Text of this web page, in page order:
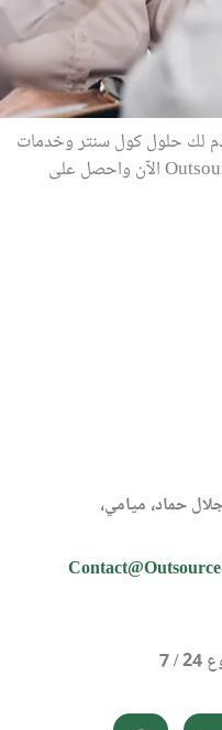
لك حلول كول سنتر وخدمات
BPO باحترافية؟ تواصل مع Outsource Egypt الآن واحصل على
الرئيسي :89 ش جلال حماد، ميامي،
/ 7